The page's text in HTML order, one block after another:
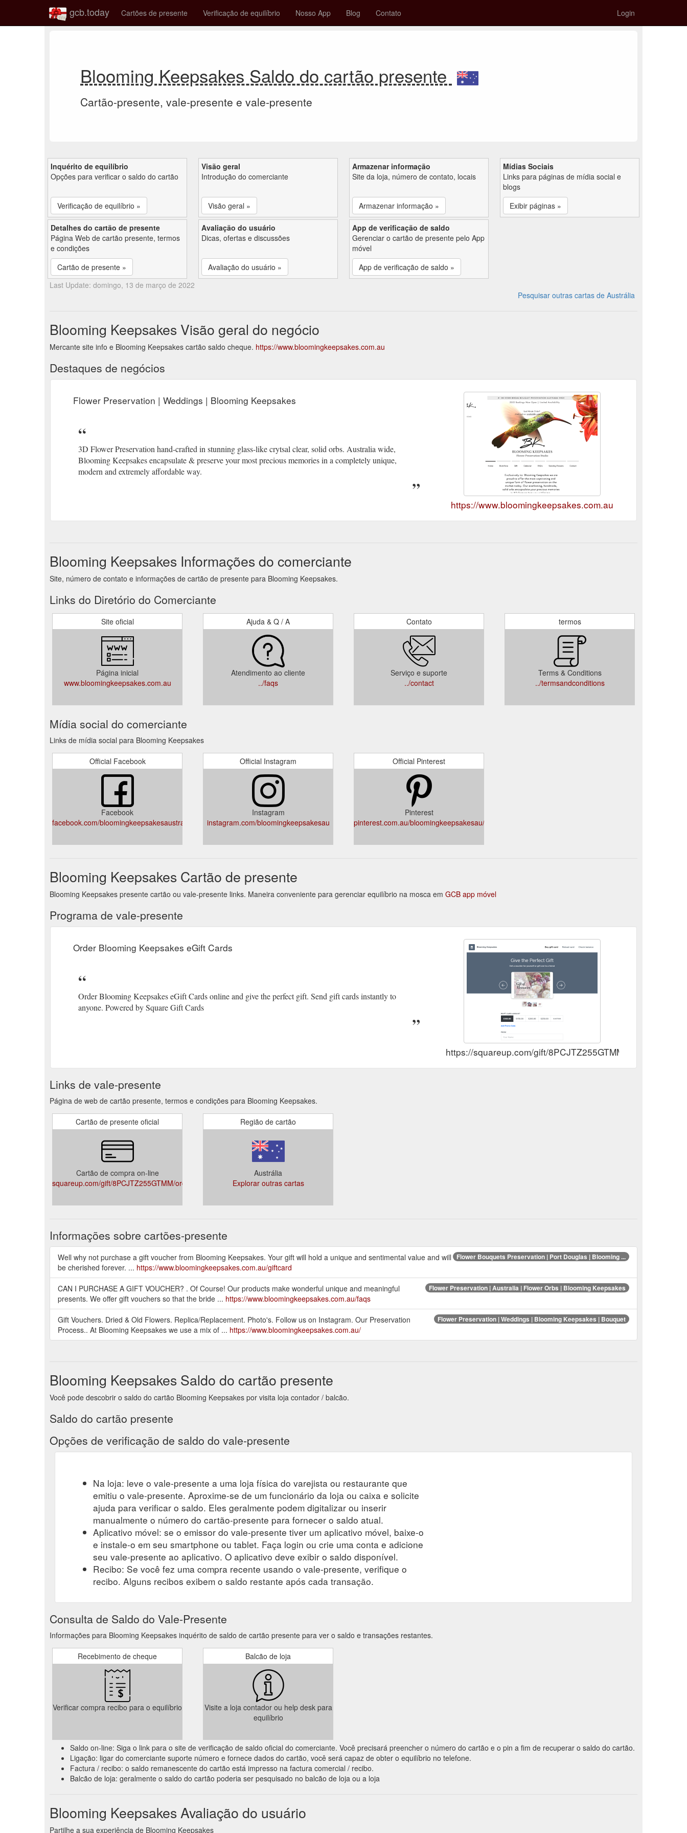
gcb.today Cartões de presente Verificação de equilíbrio Nosso App Blog Contato Login
Blooming Keepsakes Saldo do cartão presente
Cartão-presente, vale-presente e vale-presente
Inquérito de equilíbrio
Opções para verificar o saldo do cartão
Verificação de equilíbrio »
Visão geral
Introdução do comerciante
Visão geral »
Armazenar informação
Site da loja, número de contato, locais
Armazenar informação »
Mídias Sociais
Links para páginas de mídia social e
blogs
Exibir páginas »
Detalhes do cartão de presente
Página Web de cartão presente, termos
e condições
Cartão de presente »
Avaliação do usuário
Dicas, ofertas e discussões
Avaliação do usuário »
App de verificação de saldo
Gerenciar o cartão de presente pelo App
móvel
App de verificação de saldo »
Last Update: domingo, 13 de março de 2022
Pesquisar outras cartas de Austrália
Blooming Keepsakes Visão geral do negócio
Mercante site info e Blooming Keepsakes cartão saldo cheque. https://www.bloomingkeepsakes.com.au
Destaques de negócios
Flower Preservation | Weddings | Blooming Keepsakes
3D Flower Preservation hand-crafted in stunning glass-like crytsal clear, solid orbs. Australia wide,
Blooming Keepsakes encapsulate & preserve your most precious memories in a completely unique,
modern and extremely affordable way.
https://www.bloomingkeepsakes.com.au
Blooming Keepsakes Informações do comerciante
Site, número de contato e informações de cartão de presente para Blooming Keepsakes.
Links do Diretório do Comerciante
Site oficial
Página inicial
www.bloomingkeepsakes.com.au
Ajuda & Q / A
Atendimento ao cliente
../faqs
Contato
Serviço e suporte
../contact
termos
Terms & Conditions
../termsandconditions
Mídia social do comerciante
Links de mídia social para Blooming Keepsakes
Official Facebook
Facebook
facebook.com/bloomingkeepsakesaustralia
Official Instagram
Instagram
instagram.com/bloomingkeepsakesau
Official Pinterest
Pinterest
pinterest.com.au/bloomingkeepsakesau/
Blooming Keepsakes Cartão de presente
Blooming Keepsakes presente cartão ou vale-presente links. Maneira conveniente para gerenciar equilíbrio na mosca em GCB app móvel
Programa de vale-presente
Order Blooming Keepsakes eGift Cards
Order Blooming Keepsakes eGift Cards online and give the perfect gift. Send gift cards instantly to
anyone. Powered by Square Gift Cards
https://squareup.com/gift/8PCJTZ255GTMM/order
Links de vale-presente
Página de web de cartão presente, termos e condições para Blooming Keepsakes.
Cartão de presente oficial
Cartão de compra on-line
squareup.com/gift/8PCJTZ255GTMM/order
Região de cartão
Austrália
Explorar outras cartas
Informações sobre cartões-presente
Flower Bouquets Preservation | Port Douglas | Blooming ...
Well why not purchase a gift voucher from Blooming Keepsakes. Your gift will hold a unique and sentimental value and will
be cherished forever. ... https://www.bloomingkeepsakes.com.au/giftcard
Flower Preservation | Australia | Flower Orbs | Blooming Keepsakes
CAN I PURCHASE A GIFT VOUCHER? ​. Of Course! Our products make wonderful unique and meaningful
presents. We offer gift vouchers so that the bride ... https://www.bloomingkeepsakes.com.au/faqs
Flower Preservation | Weddings | Blooming Keepsakes | Bouquet
Gift Vouchers. Dried & Old Flowers. Replica/Replacement. Photo's. Follow us on Instagram. Our Preservation
Process.. At Blooming Keepsakes we use a mix of ... https://www.bloomingkeepsakes.com.au/
Blooming Keepsakes Saldo do cartão presente
Você pode descobrir o saldo do cartão Blooming Keepsakes por visita loja contador / balcão.
Saldo do cartão presente
Opções de verificação de saldo do vale-presente
Na loja: leve o vale-presente a uma loja física do varejista ou restaurante que
emitiu o vale-presente. Aproxime-se de um funcionário da loja ou caixa e solicite
ajuda para verificar o saldo. Eles geralmente podem digitalizar ou inserir
manualmente o número do cartão-presente para fornecer o saldo atual.
Aplicativo móvel: se o emissor do vale-presente tiver um aplicativo móvel, baixe-o
e instale-o em seu smartphone ou tablet. Faça login ou crie uma conta e adicione
seu vale-presente ao aplicativo. O aplicativo deve exibir o saldo disponível.
Recibo: Se você fez uma compra recente usando o vale-presente, verifique o
recibo. Alguns recibos exibem o saldo restante após cada transação.
Consulta de Saldo do Vale-Presente
Informações para Blooming Keepsakes inquérito de saldo de cartão presente para ver o saldo e transações restantes.
Recebimento de cheque
Verificar compra recibo para o equilíbrio
Balcão de loja
Visite a loja contador ou help desk para
equilíbrio
Saldo on-line: Siga o link para o site de verificação de saldo oficial do comerciante. Você precisará preencher o número do cartão e o pin a fim de recuperar o saldo do cartão.
Ligação: ligar do comerciante suporte número e fornece dados do cartão, você será capaz de obter o equilíbrio no telefone.
Factura / recibo: o saldo remanescente do cartão está impresso na factura comercial / recibo.
Balcão de loja: geralmente o saldo do cartão poderia ser pesquisado no balcão de loja ou a loja
Blooming Keepsakes Avaliação do usuário
Partilhe a sua experiência de Blooming Keepsakes